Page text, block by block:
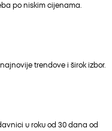
po niskim cijenama.
trendove i širok izbor.
u roku od 30 dana od